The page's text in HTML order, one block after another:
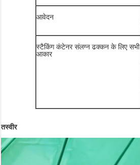
आवेदन
स्टैकिंग कंटेनर संलग्न ढक्कन के लिए सभी
आकार
तस्वीर